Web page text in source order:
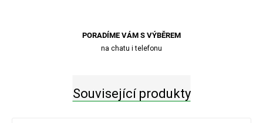
PORADÍME VÁM S VÝBĚREM
na chatu i telefonu
Související produkty